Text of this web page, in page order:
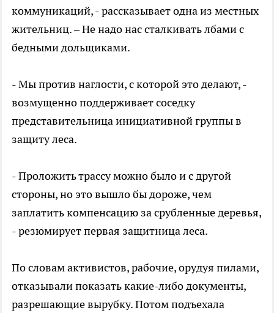
коммуникаций, - рассказывает одна из местных
жительниц. – Не надо нас сталкивать лбами с
бедными дольщиками.
- Мы против наглости, с которой это делают, -
возмущенно поддерживает соседку
представительница инициативной группы в
защиту леса.
- Проложить трассу можно было и с другой
стороны, но это вышло бы дороже, чем
заплатить компенсацию за срубленные деревья,
- резюмирует первая защитница леса.
По словам активистов, рабочие, орудуя пилами,
отказывали показать какие-либо документы,
разрешающие вырубку. Потом подъехала